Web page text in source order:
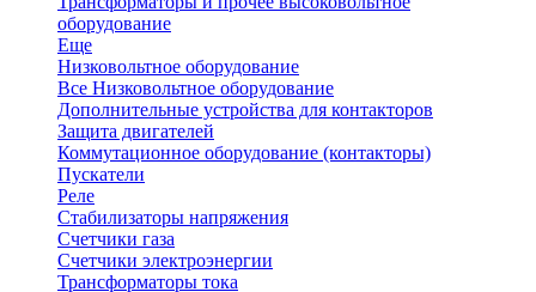
оборудование
Еще
Низковольтное оборудование
Все Низковольтное оборудование
Дополнительные устройства для контакторов
Защита двигателей
Коммутационное оборудование (контакторы)
Пускатели
Реле
Стабилизаторы напряжения
Счетчики газа
Счетчики электроэнергии
Трансформаторы тока